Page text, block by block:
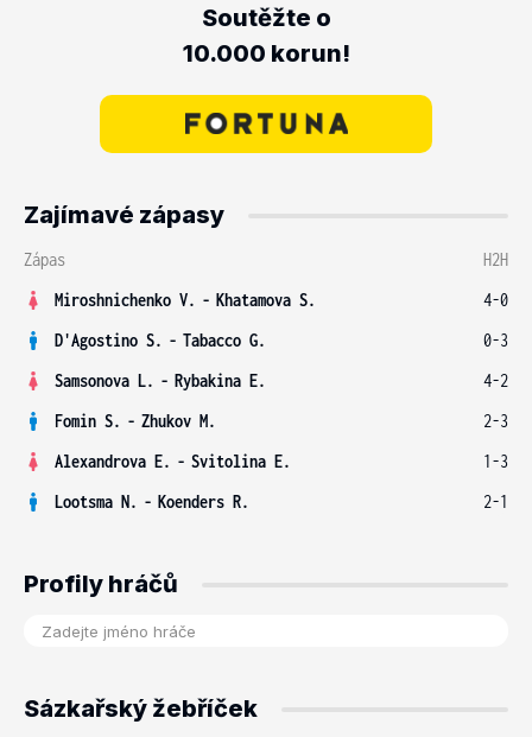
Soutěžte o
10.000 korun!
Zajímavé zápasy
Zápas
H2H
Miroshnichenko V. - Khatamova S.
4-0
D'Agostino S. - Tabacco G.
0-3
Samsonova L. - Rybakina E.
4-2
Fomin S. - Zhukov M.
2-3
Alexandrova E. - Svitolina E.
1-3
Lootsma N. - Koenders R. 2-1
Profily hráčů
Sázkařský žebříček